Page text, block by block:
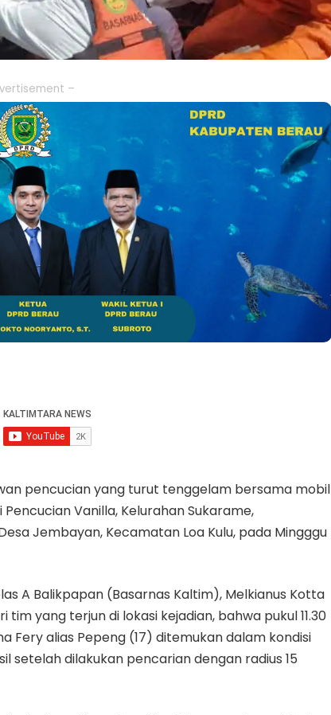
–
pencucian yang turut tenggelam bersama mobil
Vanilla, Kelurahan Sukarame,
Jembayan, Kecamatan Loa Kulu, pada Mingggu
A Balikpapan (Basarnas Kaltim), Melkianus Kotta
yang terjun di lokasi kejadian, bahwa pukul 11.30
alias Pepeng (17) ditemukan dalam kondisi
setelah dilakukan pencarian dengan radius 15